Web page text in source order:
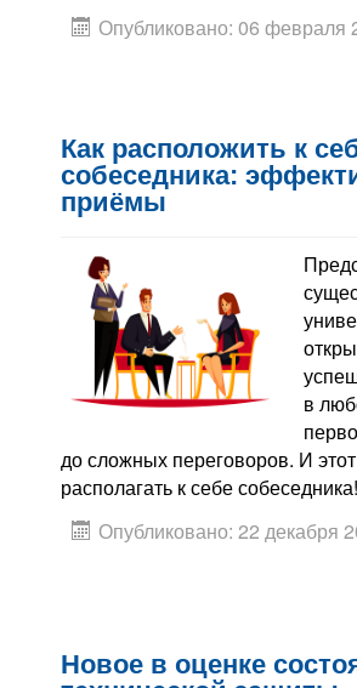
Опубликовано: 06 февраля
Как расположить к
собеседника:
приёмы
в
до сложных переговоров. И
располагать к себе собеседника!
Опубликовано: 22 декабря
Новое в оценке